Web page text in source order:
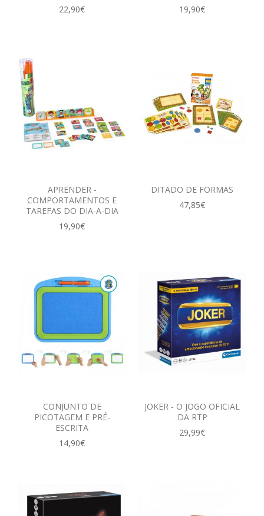
22,90€
19,90€
APRENDER -
COMPORTAMENTOS E
TAREFAS DO DIA-A-DIA
19,90€
DITADO DE FORMAS
47,85€
CONJUNTO DE
PICOTAGEM E PRÉ-
ESCRITA
14,90€
JOKER - O JOGO OFICIAL
DA RTP
29,99€